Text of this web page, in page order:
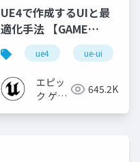
cedec cedec+kyushu
UE4で作成するUIと最
適化手法 【GAME
CREATORS
CONFERENCE '20】
ue4 ue-ui
エピッ
ク ゲー
645.2K